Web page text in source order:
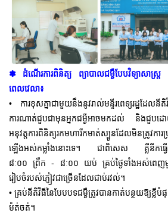
✽ ដំណើរការពិនិត្យ ព្យាបាលជម្ងឺបែបវិទ្យាសា
ពេលវេលា៖
• ការខុសគ្នាជាមួយនឹងនូវរាល់មន្ទីរពេទ្យរដ្ឋដែលនីតិ
ការណាត់ជួបជាមុនអ្នកជម្ងឺអាចមកដល់ និងជួបដោយ
អនុវត្តការពិនិត្យរកមហារីកមាត់ស្បូនដែលមិនត្រូវកា
ឡើងអស់កម្លាំងនោះទេ។ ជាពិសេស គ្លីនីកធ្វើកា
៨ៈ០០ ព្រឹក - ៨ៈ០០ យប់ គ្រប់ថ្ងៃទាំងអស់ពេ
រៀបចំរបស់ភ្ញៀវជាច្រើនដែលជាប់រវល់។
• គ្រប់នីតិវិធីនៃបែបបទជម្ងឺត្រូវបានកាត់បន្ថយឱ្យខ្លីបំ
ម៉ត់ចត់។